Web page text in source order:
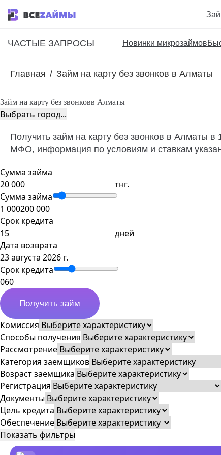
ЧАСТЫЕ ЗАПРОСЫ Новинки микрозаймов
Главная / Займ на карту без звонков в Алматы
Займ на карту без звонковв Алматы
Выбрать город...
Получить займ на карту без звонков в Алматы
МФО, информация по условиям и ставкам
Сумма займа
тнг.
Сумма займа
1 000200 000
Срок кредита
дней
Дата возврата
23 августа 2026 г.
Срок кредита
060
Получить займ
Комиссия
Способы получения
Рассмотрение
Категория заемщиков
Возраст заемщика
Регистрация
Документы
Цель кредита
Обеспечение
Показать фильтры